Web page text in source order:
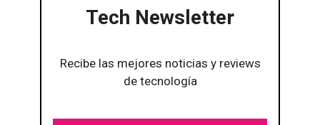
Tech Newsletter
Recibe las mejores noticias y reviews
de tecnología